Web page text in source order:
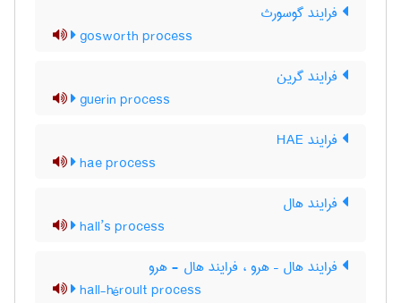
فرایند گوسورث
gosworth process
فرایند گرین
guerin process
فرایند HAE
hae process
فرایند هال
hall’s process
فرایند هال – هرو ، فرایند هال - هرو
hall-héroult process